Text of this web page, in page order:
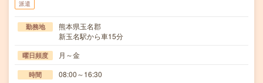
派遣
勤務地
熊本県玉名郡
新玉名駅から車15分
曜日頻度 月～金
時間 08:00～16:30